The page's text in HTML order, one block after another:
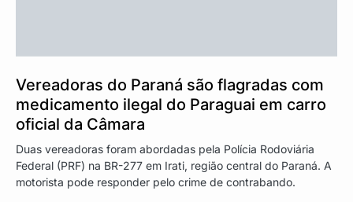
Vereadoras do Paraná são flagradas com
medicamento ilegal do Paraguai em carro
oficial da Câmara
Duas vereadoras foram abordadas pela Polícia Rodoviária
Federal (PRF) na BR-277 em Irati, região central do Paraná. A
motorista pode responder pelo crime de contrabando.